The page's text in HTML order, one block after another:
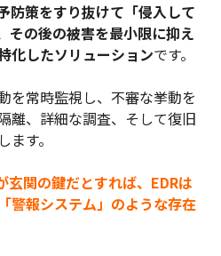
防策をすり抜けて「侵入して
その後の被害を最小限に抑え
化したソリューションです。
を常時監視し、不審な挙動を
離、詳細な調査、そして復旧
す。
玄関の鍵だとすれば、EDRは
警報システム」のような存在